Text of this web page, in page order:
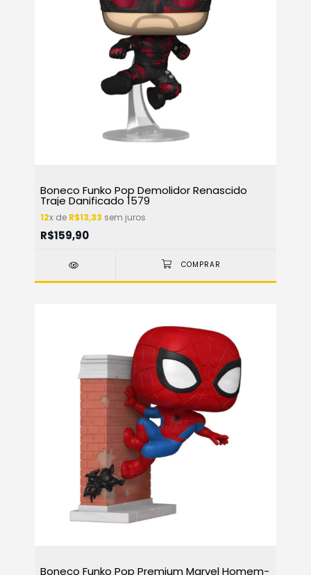
Boneco Funko Pop Demolidor Renascido
Traje Danificado 1579
12x de R$13,33 sem juros
R$159,90
Boneco Funko Pop Premium Marvel Homem-